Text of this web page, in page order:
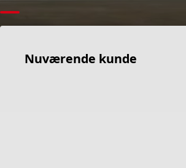
Nuværende kunde